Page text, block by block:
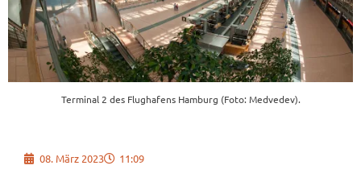
Terminal 2 des Flughafens Hamburg (Foto: Medvedev).
08. März 2023 11:09